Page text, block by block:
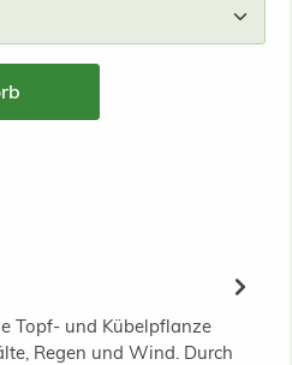
Topf- und Kübelpflanze
Regen und Wind. Durch